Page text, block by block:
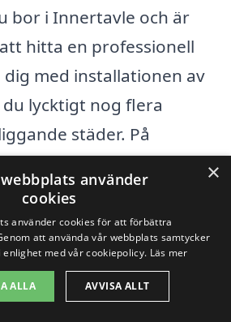
bor i Innertavle och är
hitta en professionell
dig med installationen av
lycktigt nog flera
städer. På
gör vi det enkelt
med pålitliga företag
i Innertavle och
ett beslut är det bra att
×
använder
cookies
använder cookies för att förbättra
att använda vår webbplats samtycker
med vår cookiepolicy. Läs mer
ALLA AVVISA ALLT